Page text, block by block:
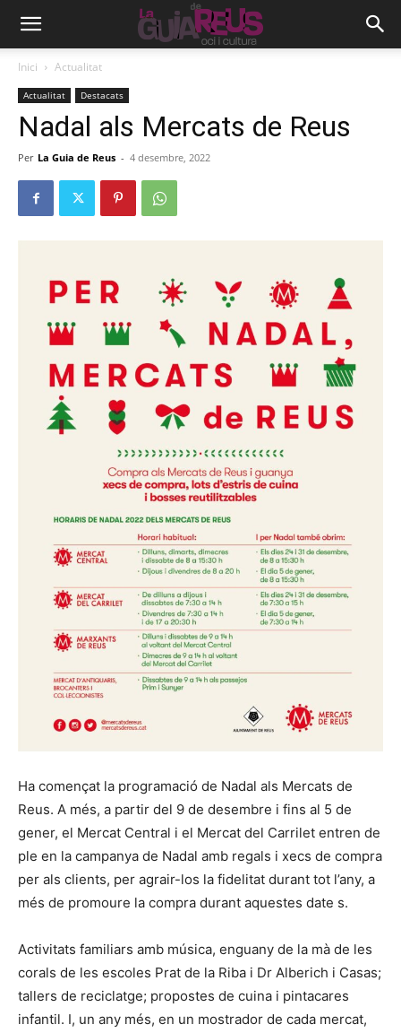
Inici Actualitat
Actualitat Destacats
Nadal als Mercats de Reus
Per La Guia de Reus - 4 desembre, 2022
Ha començat la programació de Nadal als Mercats de
Reus. A més, a partir del 9 de desembre i fins al 5 de
gener, el Mercat Central i el Mercat del Carrilet entren de
ple en la campanya de Nadal amb regals i xecs de compra
per als clients, per agrair-los la fidelitat durant tot l’any, a
més de promoure la compra durant aquestes date s.
Activitats familiars amb música, enguany de la mà de les
corals de les escoles Prat de la Riba i Dr Alberich i Casas;
tallers de reciclatge; propostes de cuina i pintacares
infantil. I, un any més, en un mostrador de cada mercat,